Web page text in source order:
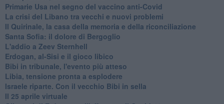
Primarie Usa nel segno del vaccino anti-Covid
La crisi del Libano tra vecchi e nuovi problemi
Il Quirinale, la casa della memoria e della riconciliazione
Santa Sofia: il dolore di Bergoglio
L'addio a ​Zeev Sternhell
Erdogan, al-Sisi e il gioco libico
Bibi in tribunale, l'evento più atteso
Libia, tensione pronta a esplodere
Israele riparte. Con il vecchio Bibi in sella
Il 25 aprile virtuale